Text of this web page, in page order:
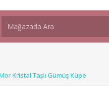
Kristal Taşlı Gümüş Küpe